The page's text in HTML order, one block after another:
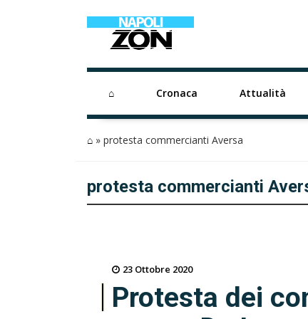
⌂ Cronaca Attualità
⌂ » protesta commercianti Aversa
protesta commercianti
23 Ottobre 2020
Protesta dei